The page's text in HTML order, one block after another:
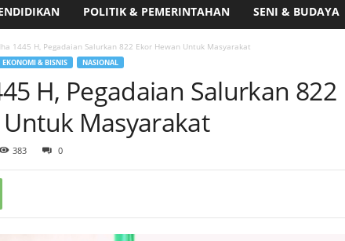
POLITIK & PEMERINTAHAN SENI & BUDAYA
1445 H, Pegadaian Salurkan 822 Ekor Hewan Untuk Masyarakat
EKONOMI & BISNIS NASIONAL
H, Pegadaian Salurkan 822
Masyarakat
383 0